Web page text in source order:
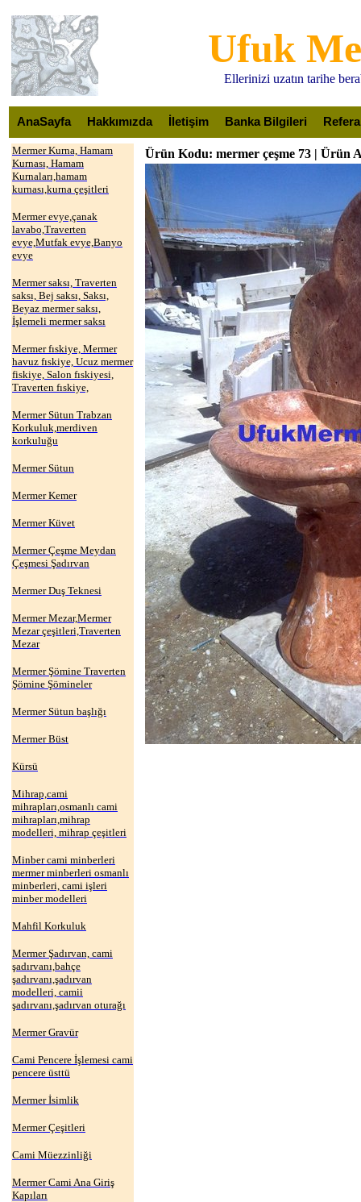
Ufuk
Ellerinizi uzatın tarihe
AnaSayfa Hakkımızda İletişim Banka Bilgileri
Mermer Kurna, Hamam
Kurnası, Hamam
Kurnaları,hamam
kurnası,kurna çeşitleri
Mermer evye,çanak
lavabo,Traverten
evye,Mutfak evye,Banyo
evye
Mermer saksı, Traverten
saksı, Bej saksı, Saksı,
Beyaz mermer saksı,
İşlemeli mermer saksı
Mermer fıskiye, Mermer
havuz fıskiye, Ucuz mermer
fiskiye, Salon fıskiyesi,
Traverten fıskiye,
Mermer Sütun Trabzan
Korkuluk,merdiven
korkuluğu
Mermer Sütun
Mermer Kemer
Mermer Küvet
Mermer Çeşme Meydan
Çeşmesi Şadırvan
Mermer Duş Teknesi
Mermer Mezar,Mermer
Mezar çeşitleri,Traverten
Mezar
Mermer Şömine Traverten
Şömine Şömineler
Mermer Sütun başlığı
Mermer Büst
Kürsü
Mihrap,cami
mihrapları,osmanlı cami
mihrapları,mihrap
modelleri, mihrap çeşitleri
Minber cami minberleri
mermer minberleri osmanlı
minberleri, cami işleri
minber modelleri
Mahfil Korkuluk
Mermer Şadırvan, cami
şadırvanı,bahçe
şadırvanı,şadırvan
modelleri, camii
şadırvanı,şadırvan oturağı
Mermer Gravür
Cami Pencere İşlemesi cami
pencere üsttü
Mermer İsimlik
Mermer Çeşitleri
Cami Müezzinliği
Mermer Cami Ana Giriş
Kapıları
Ürün Kodu: mermer çeşme 73 | Ürün